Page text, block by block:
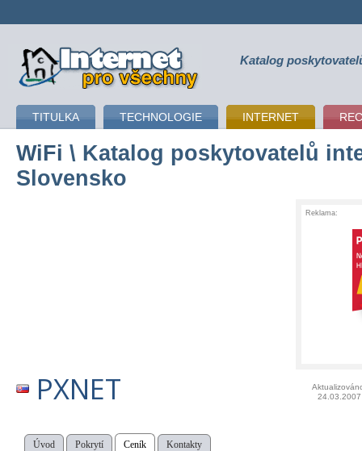
připojení k internetu Katalog
TITULKA TECHNOLOGIE INTERNET
WiFi \ Katalog poskytovatelů
Slovensko
Reklama:
PXNET
24.03.2007
Úvod Pokrytí Ceník Kontakty